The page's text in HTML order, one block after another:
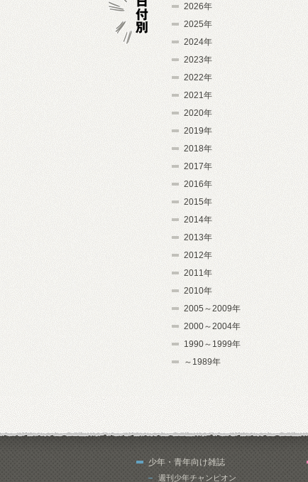
2026年
2025年
2024年
2023年
2022年
2021年
2020年
2019年
2018年
2017年
2016年
2015年
2014年
2013年
2012年
2011年
2010年
2005～2009年
2000～2004年
1990～1999年
～1989年
少年・青年向け雑誌
週刊少年チャンピオン